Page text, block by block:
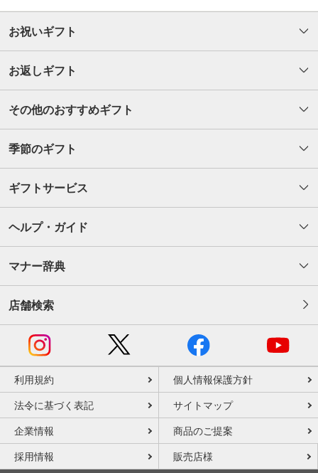
お祝いギフト
お返しギフト
その他のおすすめギフト
季節のギフト
ギフトサービス
ヘルプ・ガイド
マナー辞典
店舗検索
利用規約 個人情報保護方針
法令に基づく表記 サイトマップ
企業情報 商品のご提案
採用情報 販売店様